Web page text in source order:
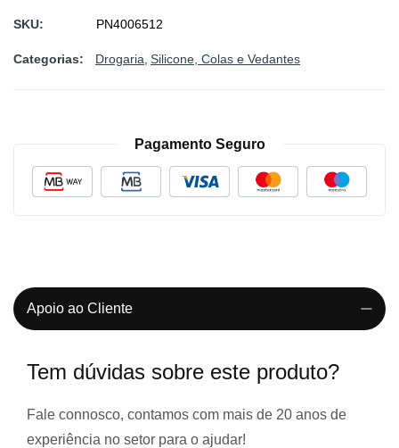
SKU PN4006512
Categorias: Drogaria Silicone, Colas e Vedantes
Pagamento Seguro
Apoio ao Cliente
Tem dúvidas sobre este produto?
Fale connosco, contamos com mais de 20 anos de
experiência no setor para o ajudar!